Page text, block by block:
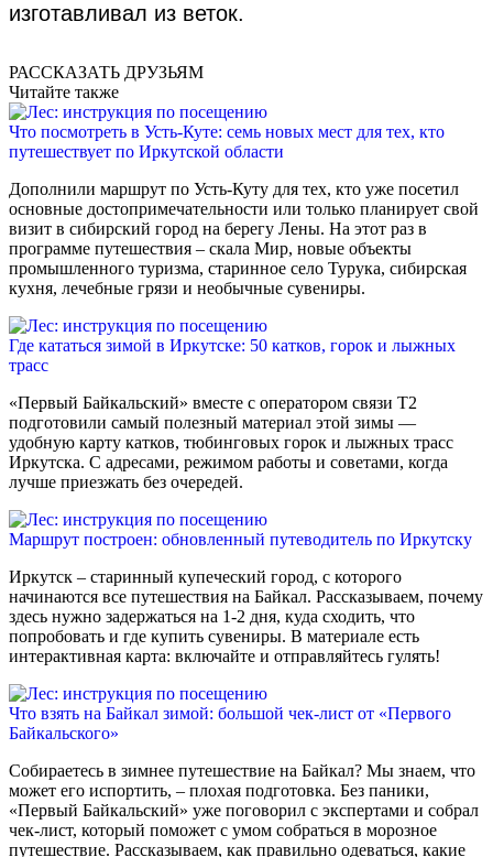
изготавливал из веток.
РАССКАЗАТЬ ДРУЗЬЯМ
Читайте также
Что посмотреть в Усть-Куте: семь новых мест для тех, кто
путешествует по Иркутской области
Дополнили маршрут по Усть-Куту для тех, кто уже посетил
основные достопримечательности или только планирует свой
визит в сибирский город на берегу Лены. На этот раз в
программе путешествия – скала Мир, новые объекты
промышленного туризма, старинное село Турука, сибирская
кухня, лечебные грязи и необычные сувениры.
Где кататься зимой в Иркутске: 50 катков, горок и лыжных
трасс
«Первый Байкальский» вместе с оператором связи Т2
подготовили самый полезный материал этой зимы —
удобную карту катков, тюбинговых горок и лыжных трасс
Иркутска. С адресами, режимом работы и советами, когда
лучше приезжать без очередей.
Маршрут построен: обновленный путеводитель по Иркутску
Иркутск – старинный купеческий город, с которого
начинаются все путешествия на Байкал. Рассказываем, почему
здесь нужно задержаться на 1-2 дня, куда сходить, что
попробовать и где купить сувениры. В материале есть
интерактивная карта: включайте и отправляйтесь гулять!
Что взять на Байкал зимой: большой чек-лист от «Первого
Байкальского»
Собираетесь в зимнее путешествие на Байкал? Мы знаем, что
может его испортить, – плохая подготовка. Без паники,
«Первый Байкальский» уже поговорил с экспертами и собрал
чек-лист, который поможет с умом собраться в морозное
путешествие. Рассказываем, как правильно одеваться, какие